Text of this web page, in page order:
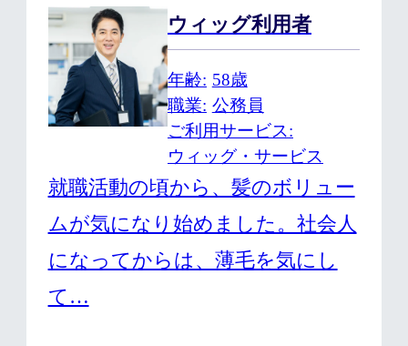
ウィッグ利用者
年齢
58歳
職業 公務員
ご利用サービス
ウィッグ・サービス
就職活動の頃から、髪のボリュー
ムが気になり始めました。社会人
になってからは、薄毛を気にし
て…